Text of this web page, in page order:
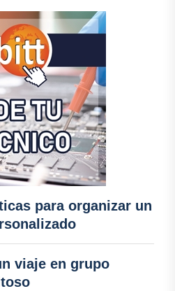
para organizar un
viaje en grupo